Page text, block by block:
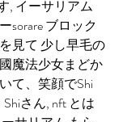
, イーサリアム
sorare ブロック
見て 少し早毛の
魔法少女まどか
て、笑顔でShi
さん, nft とは